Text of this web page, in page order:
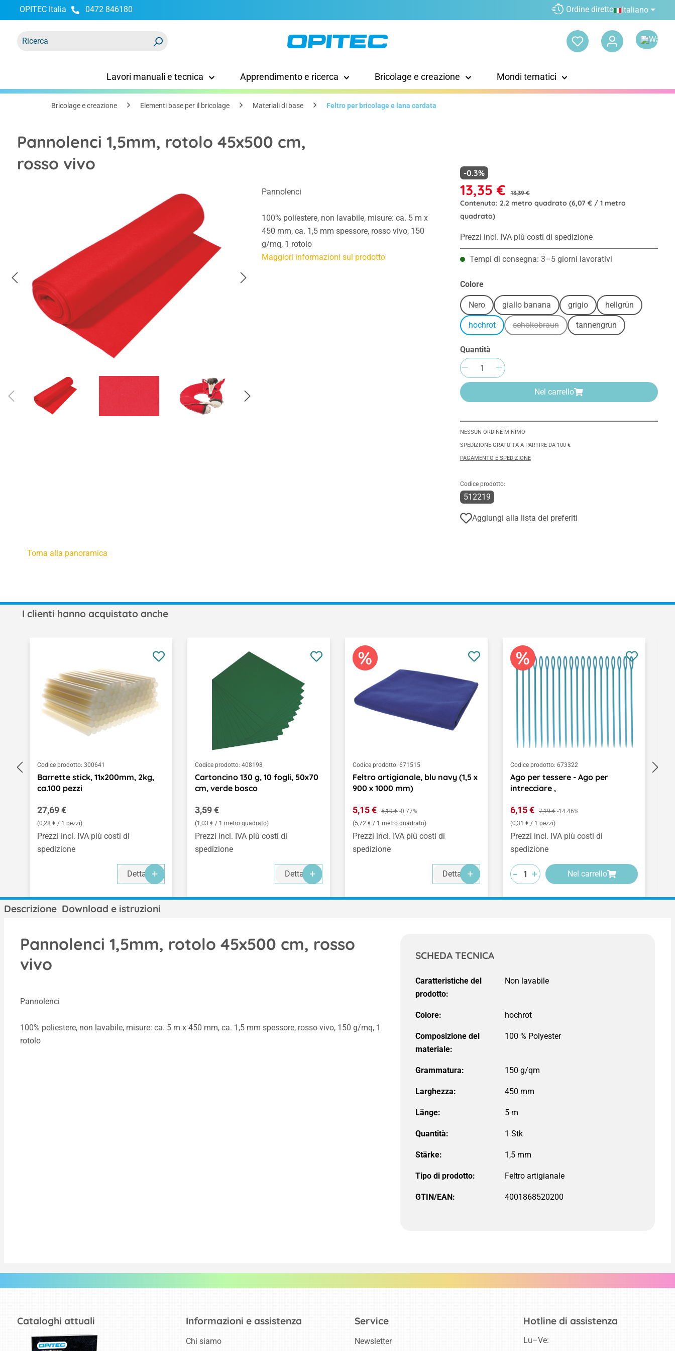
Passa alla navigazione principale
OPITEC Italia 0472 846180 Ordine diretto Italiano
Lavori manuali e tecnica Apprendimento e ricerca Bricolage e creazione Mondi tematici
Bricolage e creazione Elementi base per il bricolage Materiali di base Feltro per bricolage e lana cardata
Pannolenci 1,5mm, rotolo 45x500 cm,
rosso vivo
Pannolenci
100% poliestere, non lavabile, misure: ca. 5 m x
450 mm, ca. 1,5 mm spessore, rosso vivo, 150
g/mq, 1 rotolo
Maggiori informazioni sul prodotto
13,35 € 13,39 €
-0.3%
Contenuto: 2.2 metro quadrato (6,07 € / 1 metro
quadrato)
Prezzi incl. IVA più costi di spedizione
Tempi di consegna: 3–5 giorni lavorativi
Seleziona
Colore
Nero giallo banana grigio hellgrün
hochrot schokobraun(Questa opzione non è al momento
tannengrün
Quantità
Quantità del prodotto: inserisci la
Nel carrello
NESSUN ORDINE MINIMO
SPEDIZIONE GRATUITA A PARTIRE DA 100 €
PAGAMENTO E SPEDIZIONE
Codice prodotto:
512219
Aggiungi alla lista dei preferiti
Torna alla panoramica
I clienti hanno acquistato anche
Codice prodotto: 300641
Barrette stick, 11x200mm, 2kg,
ca.100 pezzi
Prezzo normale:
27,69 €
(0,28 € / 1 pezzi)
Prezzi incl. IVA più costi di
spedizione
Dettagli
Codice prodotto: 408198
Cartoncino 130 g, 10 fogli, 50x70
cm, verde bosco
Prezzo normale:
3,59 €
(1,03 € / 1 metro quadrato)
Prezzi incl. IVA più costi di
spedizione
Dettagli
Codice prodotto: 671515
Feltro artigianale, blu navy (1,5 x
900 x 1000 mm)
Prezzo di vendita:
5,15 € Prezzo normale:
5,19 € -0.77%
(5,72 € / 1 metro quadrato)
Prezzi incl. IVA più costi di
spedizione
Dettagli
Codice prodotto: 673322
Ago per tessere - Ago per
intrecciare ,
Prezzo di vendita:
6,15 € Prezzo normale:
7,19 € -14.46%
(0,31 € / 1 pezzi)
Prezzi incl. IVA più costi di
spedizione
-
-
- +
+
+ Nel carrello
Descrizione Download e istruzioni
Pannolenci 1,5mm, rotolo 45x500 cm, rosso
vivo
Pannolenci
100% poliestere, non lavabile, misure: ca. 5 m x 450 mm, ca. 1,5 mm spessore, rosso vivo, 150 g/mq, 1
rotolo
SCHEDA TECNICA
Caratteristiche del
prodotto:
Colore:
Composizione del
materiale:
100 % Polyester
Grammatura: 150 g/qm
Larghezza: 450 mm
Länge: 5 m
Quantità:
Stärke:
Tipo di prodotto:
GTIN/EAN: 4001868520200
Cataloghi attuali Hotline di assistenza
Lu–Ve:
Informazioni e assistenza
Chi siamo
Service
Newsletter